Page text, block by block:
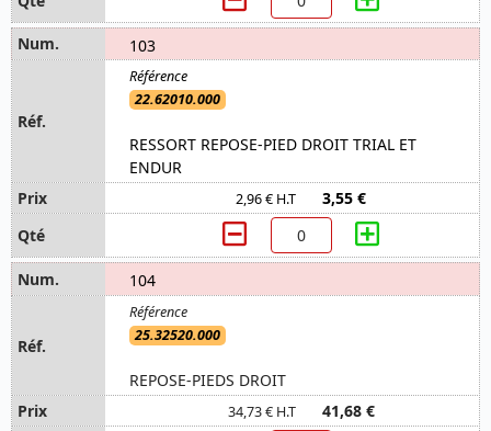
103
22.62010.000
RESSORT REPOSE-PIED DROIT TRIAL ET
ENDUR
2,96 € H.T 3,55 €
104
25.32520.000
REPOSE-PIEDS DROIT
34,73 € H.T 41,68 €